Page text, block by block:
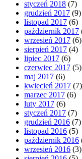
styczeń 2018 (7)
grudzień 2017 (9)
listopad 2017 (6)
październik 2017
wrzesień 2017 (6)
sierpień 2017 (4)
lipiec 2017 (6)
czerwiec 2017 (5)
maj 2017 (6)
kwiecień 2017 (7)
marzec 2017 (6)
luty 2017 (6)
styczeń 2017 (7)
grudzień 2016 (7)
listopad 2016 (5)
październik 2016
wrzesień 2016 (3)